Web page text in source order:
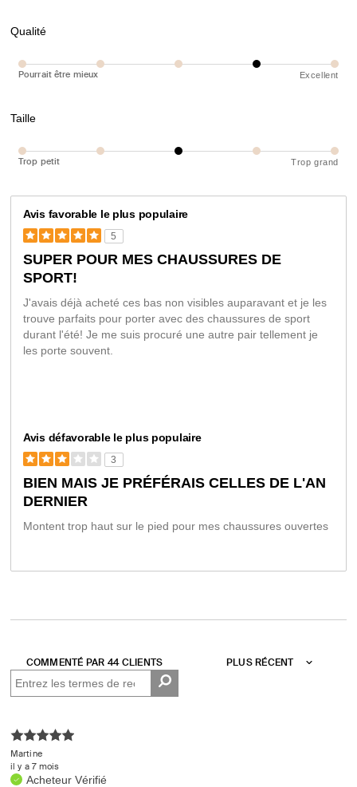
Taille
Trop petit Trop grand
Qualité
Pourrait être mieux Excellent
Avis favorable le plus populaire
5
SUPER POUR MES CHAUSSURES DE
SPORT!
J'avais déjà acheté ces bas non visibles auparavant et je les
trouve parfaits pour porter avec des chaussures de sport
durant l'été! Je me suis procuré une autre pair tellement je
les porte souvent.
sur
Avis défavorable le plus populaire
3
BIEN MAIS JE PRÉFÉRAIS CELLES DE L'AN
DERNIER
Montent trop haut sur le pied pour mes chaussures ouvertes
COMMENTÉ PAR 44 CLIENTS
il y a 7 mois
Martine
Acheteur Vérifié